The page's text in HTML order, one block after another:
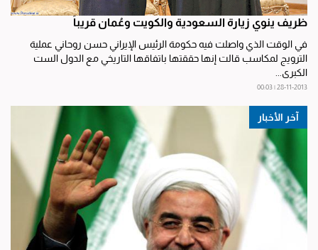
ظريف ينوي زيارة السعودية والكويت وعُمان قريباً
في الوقت الذي واصلت فيه حكومة الرئيس الإيراني حسن روحاني عملية
الترويج لمكاسب قالت إنها حققتها باتفاقها التاريخي مع الدول الست
الكبرى...
28-11-2013 | 00:03
آخر الأخبار